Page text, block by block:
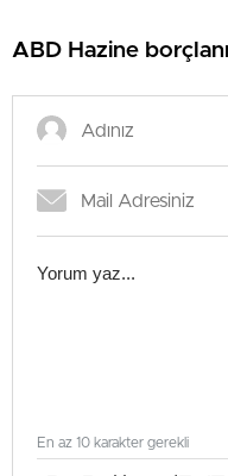
ABD Hazine
En az 10 karakter gerekli